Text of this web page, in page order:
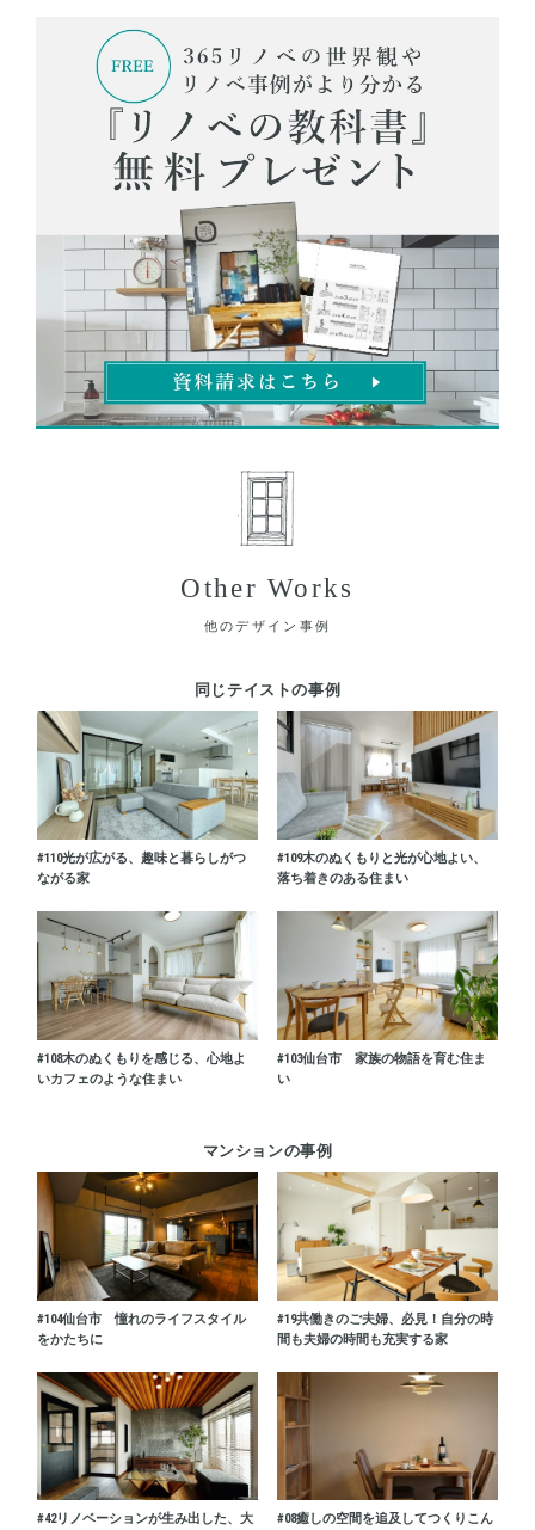
Other Works
他のデザイン事例
同じテイストの事例
#110光が広がる、趣味と暮らしがつ
ながる家
#109木のぬくもりと光が心地よい、
落ち着きのある住まい
#108木のぬくもりを感じる、心地よ
いカフェのような住まい
#103仙台市 家族の物語を育む住ま
い
マンションの事例
#104仙台市 憧れのライフスタイル
をかたちに
#19共働きのご夫婦、必見！自分の時
間も夫婦の時間も充実する家
#42リノベーションが生み出した、大
#08癒しの空間を追及してつくりこん